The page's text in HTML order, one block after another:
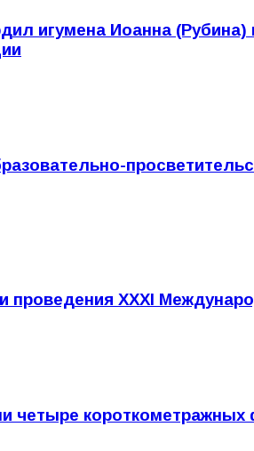
игумена Иоанна
проведения XXXI
четыре короткометражных